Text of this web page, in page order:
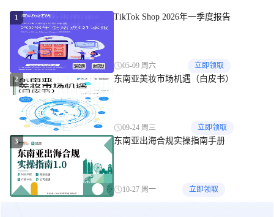
1 TikTok Shop 2026年一季度报告
05-09 周六 立即领取
2 东南亚美妆市场机遇（白皮书）
09-24 周三 立即领取
3 东南亚出海合规实操指南手册
10-27 周一 立即领取